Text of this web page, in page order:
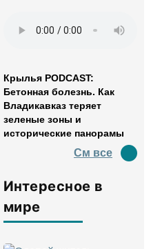
Крылья PODCAST:
Бетонная болезнь. Как
Владикавказ теряет
зеленые зоны и
исторические панорамы
См все
Интересное в
мире